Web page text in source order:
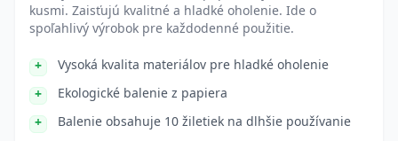
kusmi. Zaisťujú kvalitné a hladké oholenie. Ide o
spoľahlivý výrobok pre každodenné použitie.
Vysoká kvalita materiálov pre hladké oholenie
Ekologické balenie z papiera
Balenie obsahuje 10 žiletiek na dlhšie používanie